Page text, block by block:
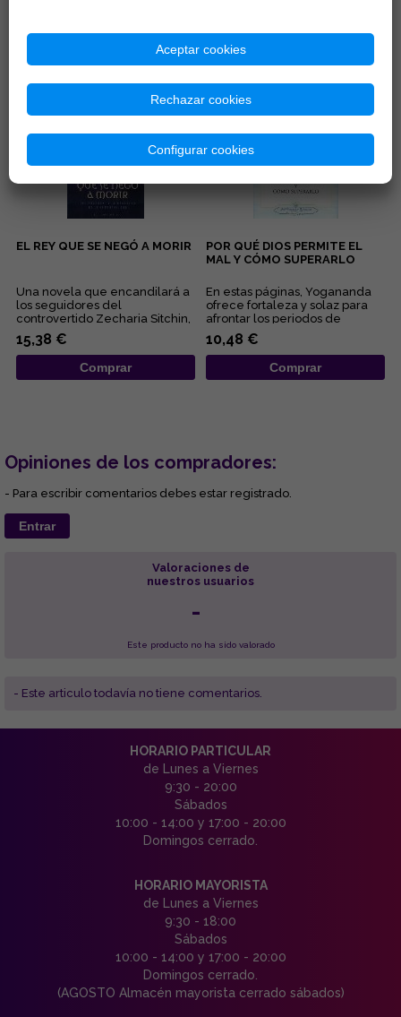
coraje, la seguridad... Éstas son
13,46 €
Comprar
acercará a los pensamientos
de Elizabeth Clare Pro...
8,65 €
Comprar
EL REY QUE SE NEGÓ A MORIR
Una novela que encandilará a
los seguidores del
controvertido Zecharia Sitchin,
pues en ella combina sus
obses...
15,38 €
Comprar
POR QUÉ DIOS PERMITE EL
MAL Y CÓMO SUPERARLO
En estas páginas, Yogananda
ofrece fortaleza y solaz para
afrontar los periodos de
adversidad al esclarecer lo...
10,48 €
Comprar
Opiniones de los compradores:
- Para escribir comentarios debes estar registrado.
Entrar
Valoraciones de
nuestros usuarios
-
Este producto no ha sido valorado
- Este articulo todavía no tiene comentarios.
HORARIO PARTICULAR
de Lunes a Viernes
9:30 - 20:00
Sábados
10:00 - 14:00 y 17:00 - 20:00
Domingos cerrado.
HORARIO MAYORISTA
de Lunes a Viernes
9:30 - 18:00
Sábados
10:00 - 14:00 y 17:00 - 20:00
Domingos cerrado.
(AGOSTO Almacén mayorista cerrado sábados)
Aceptar cookies
Rechazar cookies
Configurar cookies